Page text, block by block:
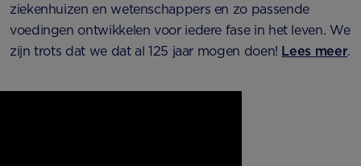
ziekenhuizen en wetenschappers en zo passende
voedingen ontwikkelen voor iedere fase in het leven. We
zijn trots dat we dat al 125 jaar mogen doen! Lees meer.